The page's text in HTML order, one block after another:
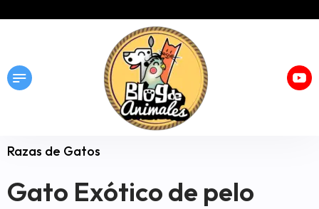
Razas de Gatos
Gato Exótico de pelo